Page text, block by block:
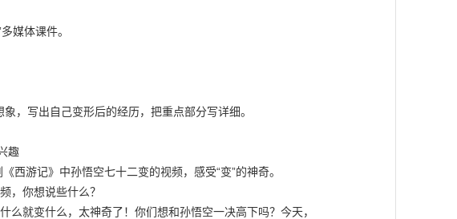
媒体课件。
，写出自己变形后的经历，把重点部分写详细。
趣
西游记》中孙悟空七十二变的视频，感受“变”的神奇。
，你想说些什么？
么就变什么，太神奇了！你们想和孙悟空一决高下吗？今天，